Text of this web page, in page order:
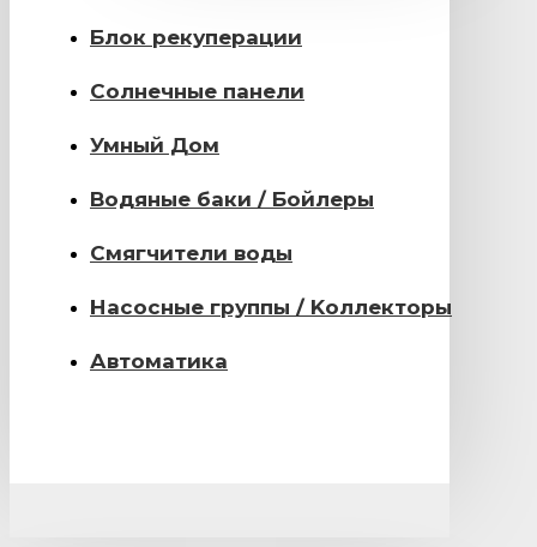
Блок рекуперации
Солнечные панели
Умный Дом
Водяные баки / Бойлеры
Смягчители воды
Насосные группы / Kоллекторы
Автоматика